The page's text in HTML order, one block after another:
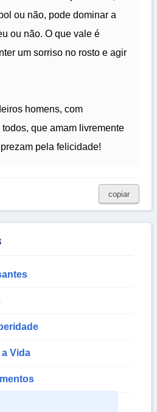
ou não, pode dominar a
ou não. O que vale é
um sorriso no rosto e agir
homens, com
que amam livremente
pela felicidade!
copiar
Vida